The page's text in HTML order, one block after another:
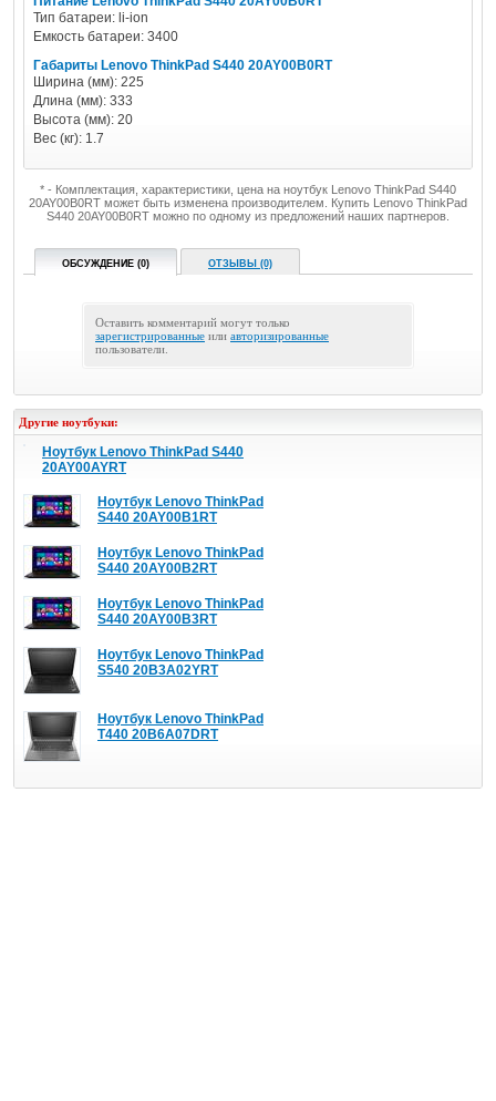
Тип батареи: li-ion
Емкость батареи: 3400
Габариты Lenovo ThinkPad S440 20AY00B0RT
Ширина (мм): 225
Длина (мм): 333
Высота (мм): 20
Вес (кг): 1.7
* - Комплектация, характеристики, цена на ноутбук Lenovo ThinkPad S440
20AY00B0RT может быть изменена производителем. Купить Lenovo ThinkPad
S440 20AY00B0RT можно по одному из предложений наших партнеров.
ОБСУЖДЕНИЕ (0) ОТЗЫВЫ (0)
Оставить комментарий могут только
зарегистрированные или авторизированные
пользователи.
Другие ноутбуки:
Ноутбук Lenovo ThinkPad S440
20AY00AYRT
Ноутбук Lenovo ThinkPad
S440 20AY00B1RT
Ноутбук Lenovo ThinkPad
S440 20AY00B2RT
Ноутбук Lenovo ThinkPad
S440 20AY00B3RT
Ноутбук Lenovo ThinkPad
S540 20B3A02YRT
Ноутбук Lenovo ThinkPad
T440 20B6A07DRT